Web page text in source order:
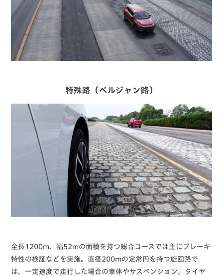
特殊路（ベルジャン路）
全長1200m、幅52mの面積を持つ総合コースでは主にブレーキ
特性の検証などを実施。直径200mの定常円を持つ旋回路で
は、一定速度で走行した場合の車体やサスペンション、タイヤ